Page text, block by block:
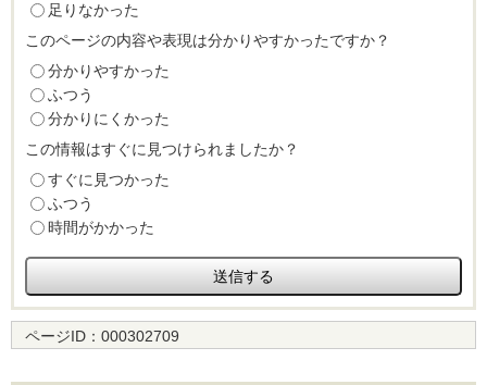
足りなかった
このページの内容や表現は分かりやすかったですか？
分かりやすかった
ふつう
分かりにくかった
この情報はすぐに見つけられましたか？
すぐに見つかった
ふつう
時間がかかった
ページID： 000302709